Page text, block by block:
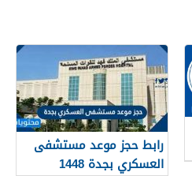
رابط حجز موعد مستشفى
العسكري بجدة 1448